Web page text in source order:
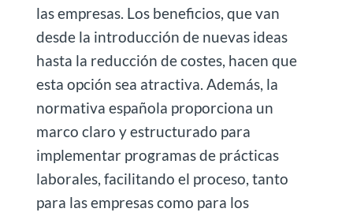
las empresas. Los beneficios, que van
desde la introducción de nuevas ideas
hasta la reducción de costes, hacen que
esta opción sea atractiva. Además, la
normativa española proporciona un
marco claro y estructurado para
implementar programas de prácticas
laborales, facilitando el proceso, tanto
para las empresas como para los